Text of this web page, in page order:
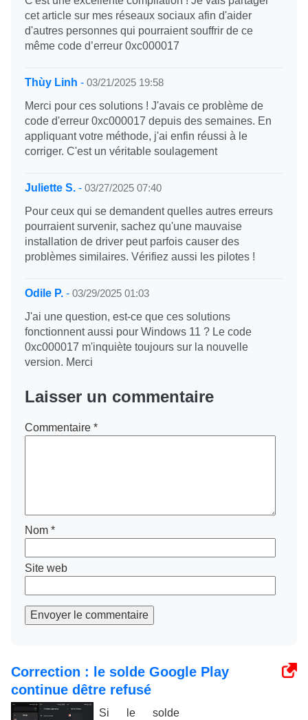
cet article sur mes réseaux sociaux afin d'aider
d'autres personnes qui pourraient souffrir de ce
même code d’erreur 0xc000017
Thùy Linh - 03/21/2025 19:58
Merci pour ces solutions ! J'avais ce problème de
code d'erreur 0xc000017 depuis des semaines. En
appliquant votre méthode, j'ai enfin réussi à le
corriger. C'est un véritable soulagement
Juliette S. - 03/27/2025 07:40
Pour ceux qui se demandent quelles autres erreurs
pourraient survenir, sachez qu'une mauvaise
installation de driver peut parfois causer des
problèmes similaires. Vérifiez aussi les pilotes !
Odile P. - 03/29/2025 01:03
J'ai une question, est-ce que ces solutions
fonctionnent aussi pour Windows 11 ? Le code
0xc000017 m'inquiète toujours sur la nouvelle
version. Merci
Laisser un commentaire
Commentaire *
Nom *
Site web
Envoyer le commentaire
Correction : le solde Google Play
continue dêtre refusé
Si le solde